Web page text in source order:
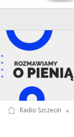
Radio Szczecin »